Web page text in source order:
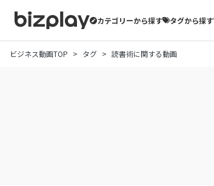
カテゴリーから探す タグから探す
ビジネス動画TOP タグ 読書術に関する動画